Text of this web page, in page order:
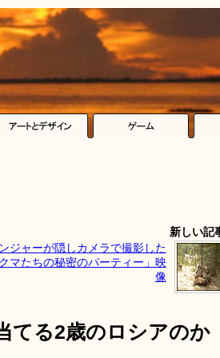
新しい記
ジャーが隠しカメラで撮影した
クマたちの秘密のパーティー」映
像
てる2歳のロシアのか